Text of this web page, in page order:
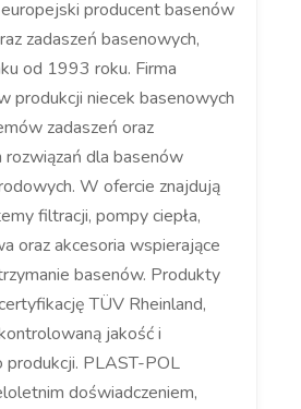
producent basenów
zadaszeń basenowych,
od 1993 roku. Firma
produkcji niecek basenowych
zadaszeń oraz
dla basenów
W ofercie znajdują
filtracji, pompy ciepła,
oraz akcesoria wspierające
basenów. Produkty
TÜV Rheinland,
jakość i
PLAST-POL
doświadczeniem,